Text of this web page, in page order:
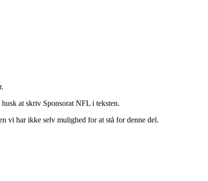
at skriv Sponsorat NFL i teksten.
vi har ikke selv mulighed for at stå for denne del.